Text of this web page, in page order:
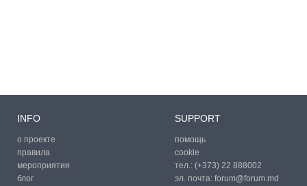
INFO
о проекте
правила
мероприятия
блог
SUPPORT
помощь
cookie
тел.: (+373) 22 888002
эл. почта: forum@forum.md